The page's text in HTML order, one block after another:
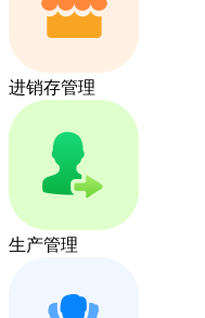
进销存管理
生产管理